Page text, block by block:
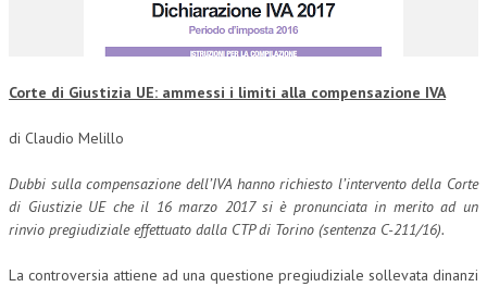
Corte di Giustizia UE: ammessi i limiti alla compensazione IVA
di Claudio Melillo
Dubbi sulla compensazione dell’IVA hanno richiesto l’intervento della Corte
di Giustizie UE che il 16 marzo 2017 si è pronunciata in merito ad un
rinvio pregiudiziale effettuato dalla CTP di Torino (sentenza C-211/16).
La controversia attiene ad una questione pregiudiziale sollevata dinanzi